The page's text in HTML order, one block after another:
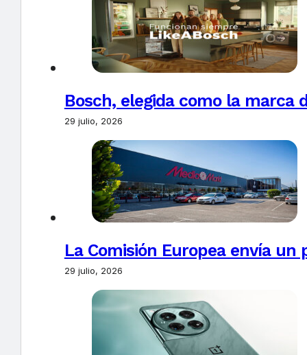
Bosch, elegida como la marca
29 julio, 2026
La Comisión Europea envía un
29 julio, 2026